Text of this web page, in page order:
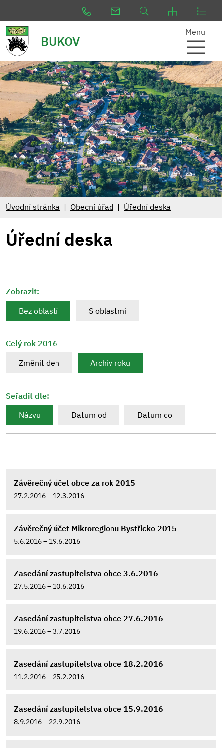
BUKOV
Menu
Úvodní stránka Obecní úřad Úřední deska
Úřední deska
Zobrazit:
Bez oblastí
S oblastmi
Celý rok 2016
Změnit den
Archiv roku
Seřadit dle:
Názvu
Datum od Datum do
Závěrečný účet obce za rok 2015
27.2.2016 – 12.3.2016
Závěrečný účet Mikroregionu Bystřicko 2015
5.6.2016 – 19.6.2016
Zasedání zastupitelstva obce 3.6.2016
27.5.2016 – 10.6.2016
Zasedání zastupitelstva obce 27.6.2016
19.6.2016 – 3.7.2016
Zasedání zastupitelstva obce 18.2.2016
11.2.2016 – 25.2.2016
Zasedání zastupitelstva obce 15.9.2016
8.9.2016 – 22.9.2016